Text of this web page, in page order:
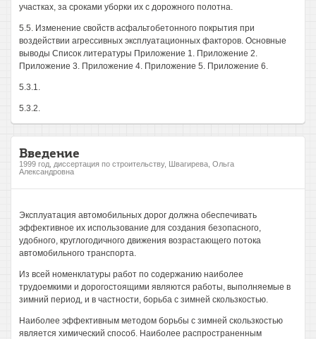
участках, за сроками уборки их с дорожного полотна.
5.5. Изменение свойств асфальтобетонного покрытия при
воздействии агрессивных эксплуатационных факторов. Основные
выводы Список литературы Приложение 1. Приложение 2.
Приложение 3. Приложение 4. Приложение 5. Приложение 6.
5.3.1.
5.3.2.
Введение
1999 год, диссертация по строительству, Швагирева, Ольга
Александровна
Эксплуатация автомобильных дорог должна обеспечивать
эффективное их использование для создания безопасного,
удобного, круглогодичного движения возрастающего потока
автомобильного транспорта.
Из всей номенклатуры работ по содержанию наиболее
трудоемкими и дорогостоящими являются работы, выполняемые в
зимний период, и в частности, борьба с зимней скользкостью.
Наиболее эффективным методом борьбы с зимней скользкостью
является химический способ. Наиболее распространенным